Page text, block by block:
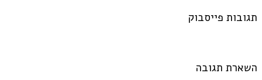
תגובות פייסבוק
השארת תגובה